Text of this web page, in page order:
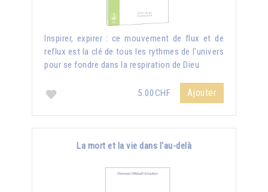
Inspirer, expirer : ce mouvement de flux et de
reflux est la clé de tous les rythmes de l'univers
pour se fondre dans la respiration de Dieu
5.00CHF Ajouter
La mort et la vie dans l'au-delà